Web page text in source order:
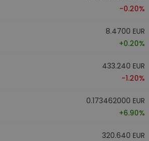
-0.20%
8.4700 EUR
+0.20%
433.240 EUR
-1.20%
0.173462000 EUR
+6.90%
320.640 EUR